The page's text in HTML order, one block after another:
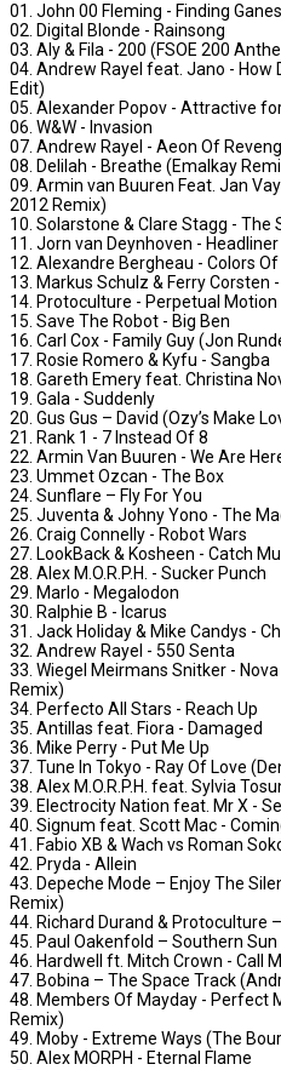
01. John 00 Fleming - Finding
02. Digital Blonde - Rainsong
03. Aly & Fila - 200 (FSOE 200
04. Andrew Rayel feat. Jano - How
Edit)
05. Alexander Popov - Attractive
06. W&W - Invasion
07. Andrew Rayel - Aeon Of
08. Delilah - Breathe (Emalkay
09. Armin van Buuren Feat. Jan
2012 Remix)
10. Solarstone & Clare Stagg - The
11. Jorn van Deynhoven - Headliner
12. Alexandre Bergheau - Colors
13. Markus Schulz & Ferry Corsten
14. Protoculture - Perpetual Motion
15. Save The Robot - Big Ben
16. Carl Cox - Family Guy (Jon
17. Rosie Romero & Kyfu - Sangba
18. Gareth Emery feat. Christina
19. Gala - Suddenly
20. Gus Gus – David (Ozy’s Make
21. Rank 1 - 7 Instead Of 8
22. Armin Van Buuren - We Are
23. Ummet Ozcan - The Box
24. Sunflare – Fly For You
25. Juventa & Johny Yono - The
26. Craig Connelly - Robot Wars
27. LookBack & Kosheen - Catch
28. Alex M.O.R.P.H. - Sucker Punch
29. Marlo - Megalodon
30. Ralphie B - Icarus
31. Jack Holiday & Mike Candys -
32. Andrew Rayel - 550 Senta
33. Wiegel Meirmans Snitker -
Remix)
34. Perfecto All Stars - Reach Up
35. Antillas feat. Fiora - Damaged
36. Mike Perry - Put Me Up
37. Tune In Tokyo - Ray Of Love
38. Alex M.O.R.P.H. feat. Sylvia
39. Electrocity Nation feat. Mr X -
40. Signum feat. Scott Mac -
41. Fabio XB & Wach vs Roman
42. Pryda - Allein
43. Depeche Mode – Enjoy The
Remix)
44. Richard Durand & Protoculture
45. Paul Oakenfold – Southern
46. Hardwell ft. Mitch Crown - Call
47. Bobina – The Space Track
48. Members Of Mayday - Perfect
Remix)
49. Moby - Extreme Ways (The
50. Alex MORPH - Eternal Flame